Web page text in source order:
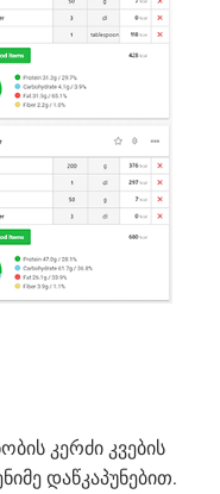
კერძი კვების
დაწკაპუნებით.